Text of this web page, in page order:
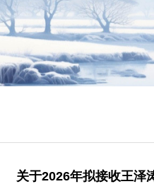
关于2026年拟接收王泽